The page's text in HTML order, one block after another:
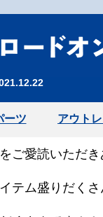
ーツ アウト
ご愛読いただ
テム盛りだく